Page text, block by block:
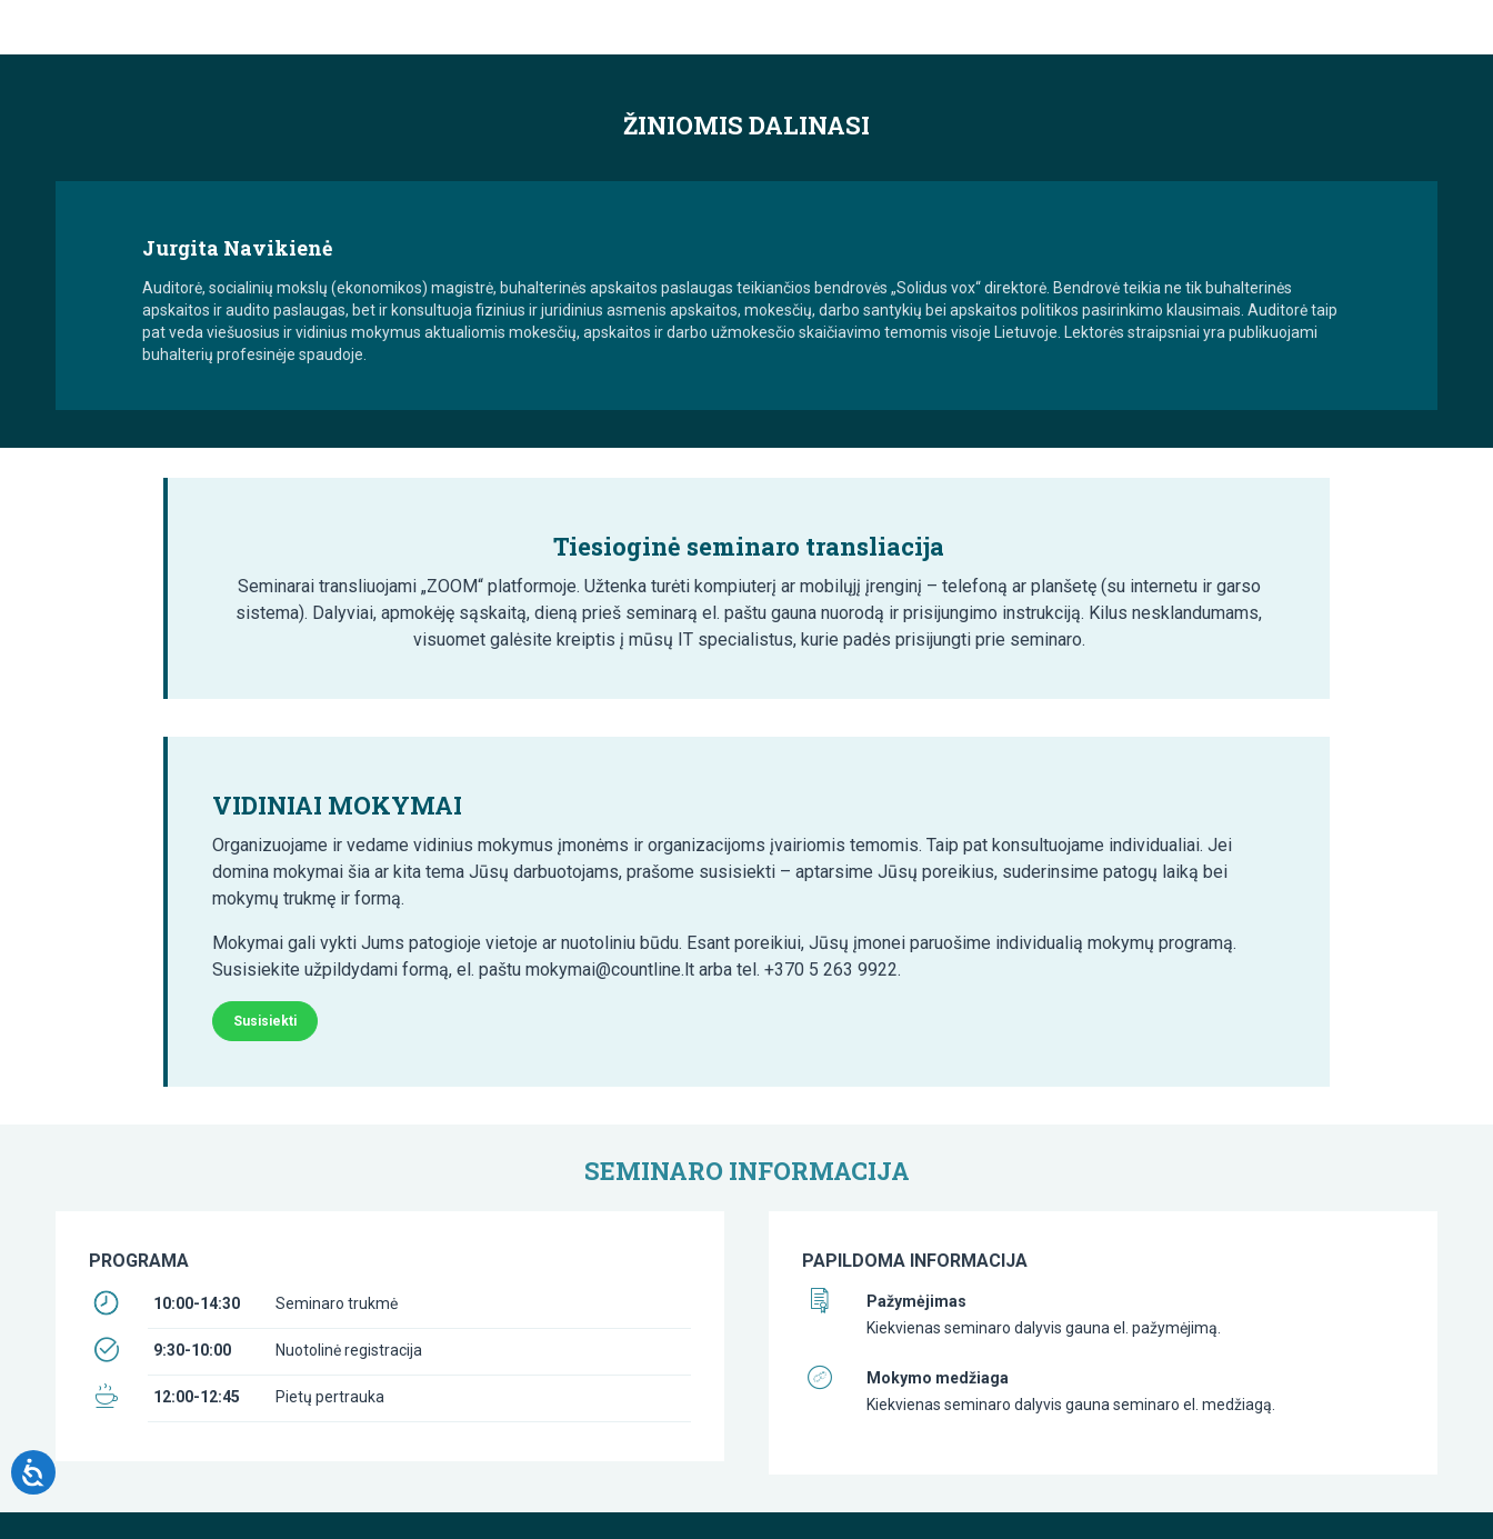
ŽINIOMIS DALINASI
Jurgita Navikienė
Auditorė, socialinių mokslų (ekonomikos) magistrė, buhalterinės apskaitos paslaugas teikiančios bendrovės „Solidus vox“ direktorė. Bendrovė teikia ne tik buhalterinės
apskaitos ir audito paslaugas, bet ir konsultuoja fizinius ir juridinius asmenis apskaitos, mokesčių, darbo santykių bei apskaitos politikos pasirinkimo klausimais. Auditorė taip
pat veda viešuosius ir vidinius mokymus aktualiomis mokesčių, apskaitos ir darbo užmokesčio skaičiavimo temomis visoje Lietuvoje. Lektorės straipsniai yra publikuojami
buhalterių profesinėje spaudoje.
Tiesioginė seminaro transliacija
Seminarai transliuojami „ZOOM“ platformoje. Užtenka turėti kompiuterį ar mobilųjį įrenginį – telefoną ar planšetę (su internetu ir garso
sistema). Dalyviai, apmokėję sąskaitą, dieną prieš seminarą el. paštu gauna nuorodą ir prisijungimo instrukciją. Kilus nesklandumams,
visuomet galėsite kreiptis į mūsų IT specialistus, kurie padės prisijungti prie seminaro.
VIDINIAI MOKYMAI
Organizuojame ir vedame vidinius mokymus įmonėms ir organizacijoms įvairiomis temomis. Taip pat konsultuojame individualiai. Jei
domina mokymai šia ar kita tema Jūsų darbuotojams, prašome susisiekti – aptarsime Jūsų poreikius, suderinsime patogų laiką bei
mokymų trukmę ir formą.
Mokymai gali vykti Jums patogioje vietoje ar nuotoliniu būdu. Esant poreikiui, Jūsų įmonei paruošime individualią mokymų programą.
Susisiekite užpildydami formą, el. paštu mokymai@countline.lt arba tel. +370 5 263 9922.
Susisiekti
SEMINARO INFORMACIJA
PROGRAMA
10:00-14:30 Seminaro trukmė
9:30-10:00 Nuotolinė registracija
12:00-12:45 Pietų pertrauka
PAPILDOMA INFORMACIJA
Pažymėjimas
Kiekvienas seminaro dalyvis gauna el. pažymėjimą.
Mokymo medžiaga
Kiekvienas seminaro dalyvis gauna seminaro el. medžiagą.